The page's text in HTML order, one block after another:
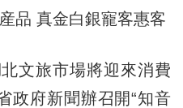
品 真金白銀寵客惠客
旅市場將迎來消費
政府新聞辦召開“知音